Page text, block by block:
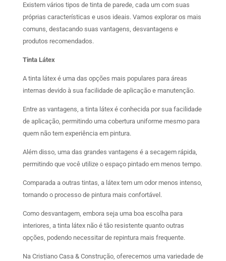
Existem vários tipos de tinta de parede, cada um com suas
próprias características e usos ideais. Vamos explorar os mais
comuns, destacando suas vantagens, desvantagens e
produtos recomendados.
Tinta Látex
A tinta látex é uma das opções mais populares para áreas
internas devido à sua facilidade de aplicação e manutenção.
Entre as vantagens, a tinta látex é conhecida por sua facilidade
de aplicação, permitindo uma cobertura uniforme mesmo para
quem não tem experiência em pintura.
Além disso, uma das grandes vantagens é a secagem rápida,
permitindo que você utilize o espaço pintado em menos tempo.
Comparada a outras tintas, a látex tem um odor menos intenso,
tornando o processo de pintura mais confortável.
Como desvantagem, embora seja uma boa escolha para
interiores, a tinta látex não é tão resistente quanto outras
opções, podendo necessitar de repintura mais frequente.
Na Cristiano Casa & Construção, oferecemos uma variedade de